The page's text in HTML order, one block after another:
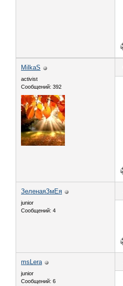
MilkaS
activist
Сообщений: 392
ЗеленаяЗмЕя
junior
Сообщений: 4
msLera
junior
Сообщений: 6